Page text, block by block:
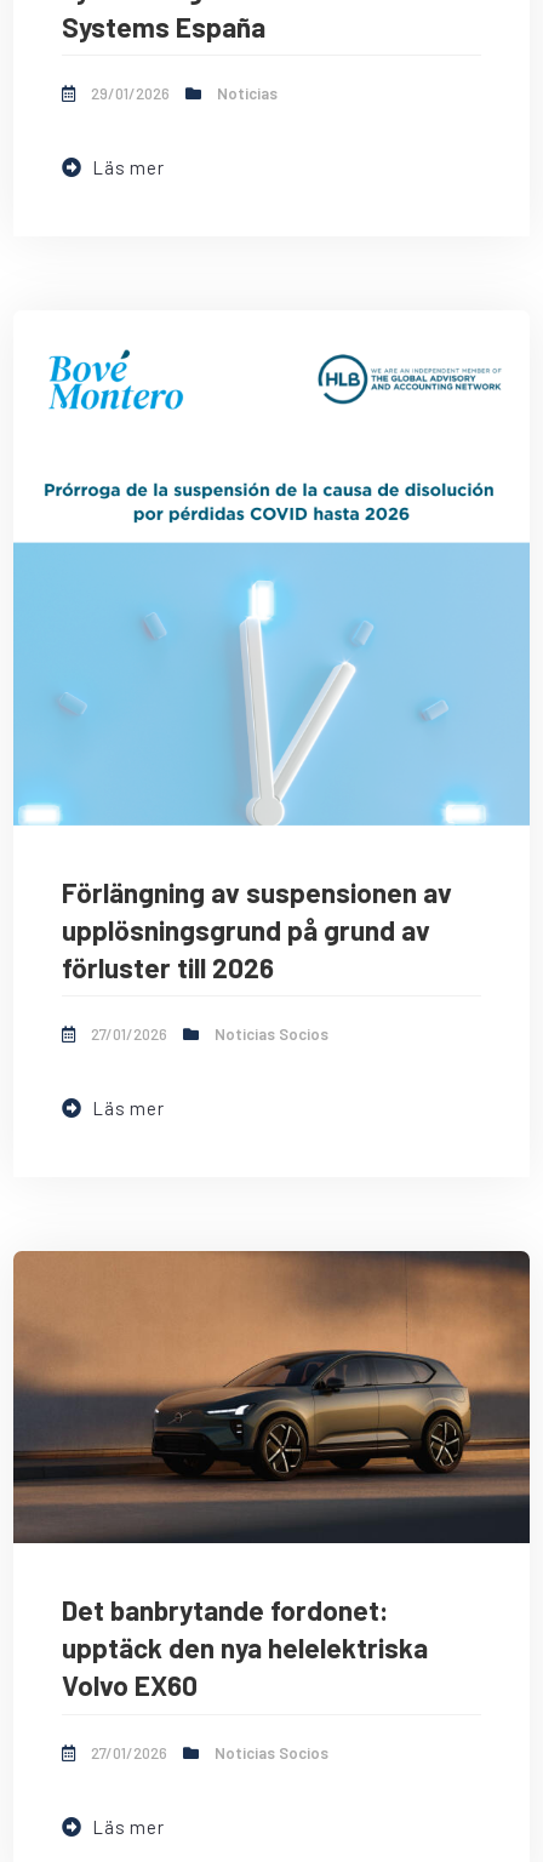
Systems España
29/01/2026 Noticias
Läs mer
Förlängning av suspensionen av
upplösningsgrund på grund av
förluster till 2026
27/01/2026 Noticias Socios
Läs mer
Det banbrytande fordonet:
upptäck den nya helelektriska
Volvo EX60
27/01/2026 Noticias Socios
Läs mer